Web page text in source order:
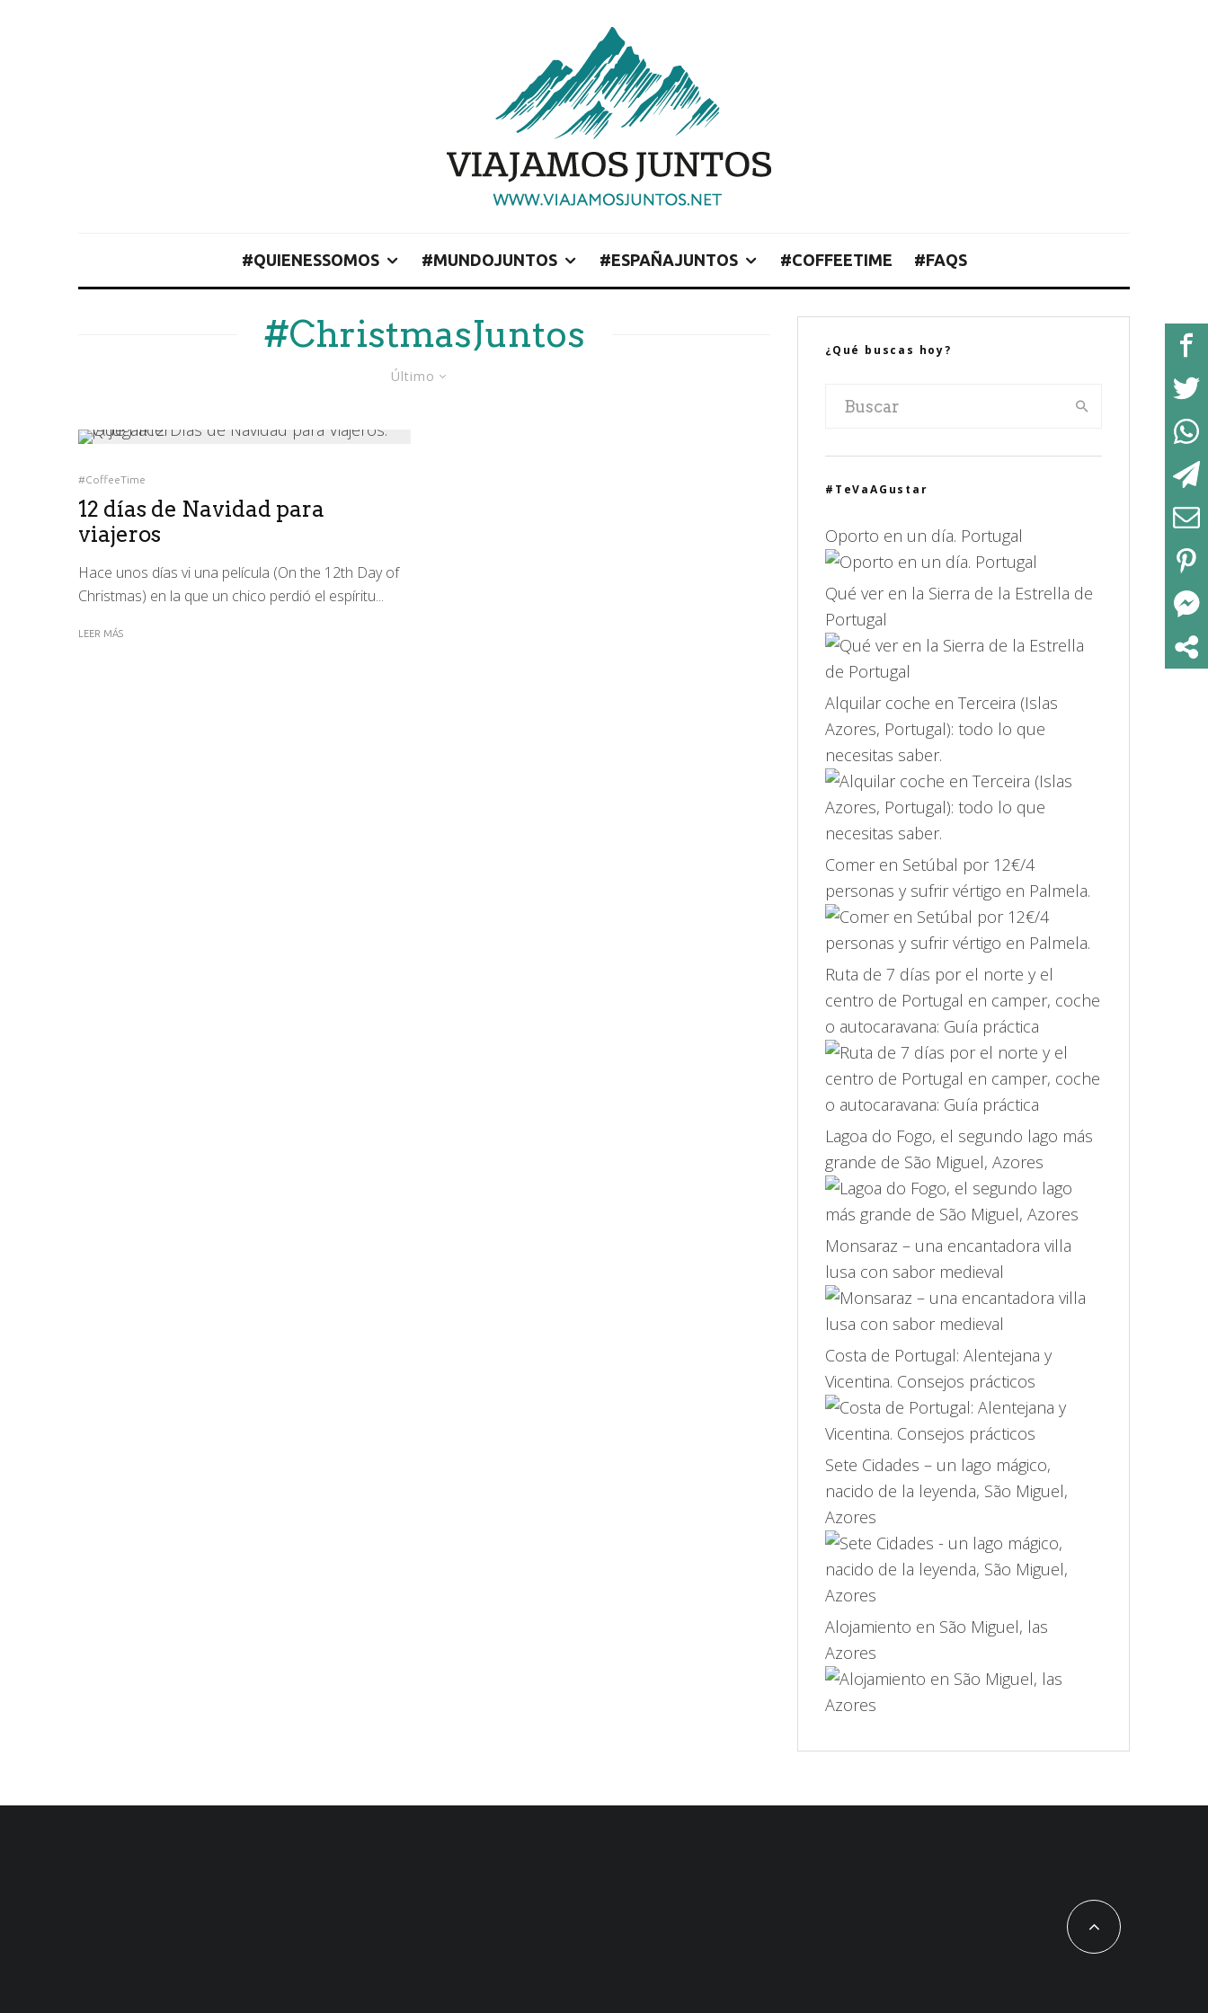
#QUIENESSOMOS #MUNDOJUNTOS #ESPAÑAJUNTOS #COFFEETIME #FAQS
#ChristmasJuntos
Último
#CoffeeTime
12 días de Navidad para
viajeros
Hace unos días vi una película (On the 12th Day of
Christmas) en la que un chico perdió el espíritu...
LEER MÁS
¿Qué buscas hoy?
#TeVaAGustar
Oporto en un día. Portugal
Qué ver en la Sierra de la Estrella de
Portugal
Alquilar coche en Terceira (Islas
Azores, Portugal): todo lo que
necesitas saber.
Comer en Setúbal por 12€/4
personas y sufrir vértigo en Palmela.
Ruta de 7 días por el norte y el
centro de Portugal en camper, coche
o autocaravana: Guía práctica
Lagoa do Fogo, el segundo lago más
grande de São Miguel, Azores
Monsaraz – una encantadora villa
lusa con sabor medieval
Costa de Portugal: Alentejana y
Vicentina. Consejos prácticos
Sete Cidades – un lago mágico,
nacido de la leyenda, São Miguel,
Azores
Alojamiento en São Miguel, las
Azores